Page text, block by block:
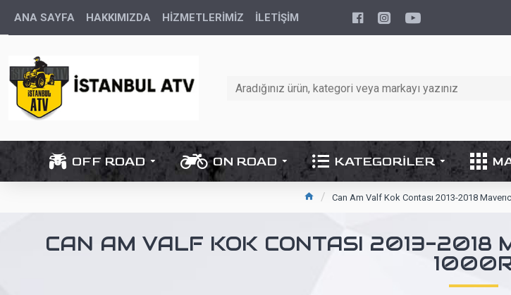
ANA SAYFA HAKKIMIZDA HİZMETLERİMİZ İLETIŞIM
OFF ROAD ON ROAD KATEGORILER
Can Am Valf Kok Contası 2013-2018
CAN AM VALF KOK CONTASI 2013-2018